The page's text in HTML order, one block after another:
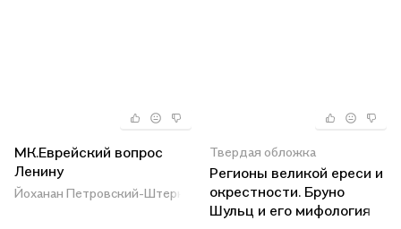
МК.Еврейский вопрос
Ленину
Йоханан Петровский-Штерн
Твердая обложка
Регионы великой ереси и
окрестности. Бруно
Шульц и его мифология